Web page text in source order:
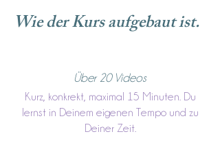
Wie der Kurs aufgebaut ist.
Über 20 Videos
Kurz, konkrekt, maximal 15 Minuten. Du
lernst in Deinem eigenen Tempo und zu
Deiner Zeit.